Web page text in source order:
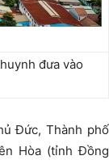
đưa vào
Đức, Thành phố
Hòa (tỉnh Đồng